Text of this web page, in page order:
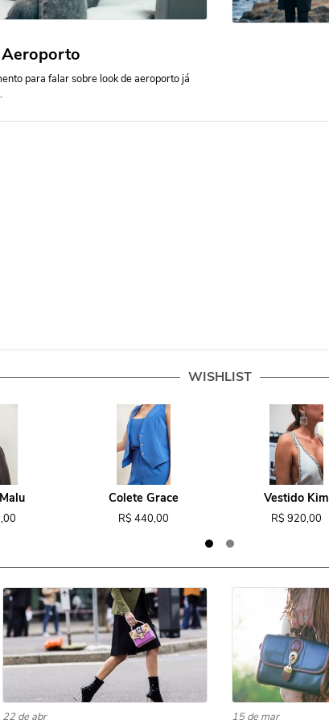
para falar sobre look de aeroporto já
WISHLIST
Colete Grace
R$ 440,00
Vestido Kim
R$ 920,00
22 de abr 15 de mar